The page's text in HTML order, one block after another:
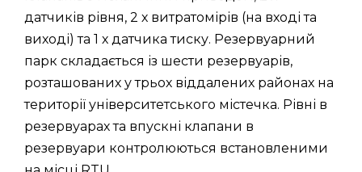
датчиків рівня, 2 х витратомірів (на вході та
виході) та 1 х датчика тиску. Резервуарний
парк складається із шести резервуарів,
розташованих у трьох віддалених районах на
території університетського містечка. Рівні в
резервуарах та впускні клапани в
резервуари контролюються встановленими